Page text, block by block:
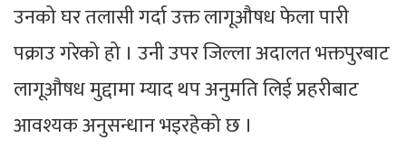
उनको घर तलासी गर्दा उक्त लागूऔषध फेला पारी
पक्राउ गरेको हो । उनी उपर जिल्ला अदालत भक्तपुरबाट
लागूऔषध मुद्दामा म्याद थप अनुमति लिई प्रहरीबाट
आवश्यक अनुसन्धान भइरहेको छ ।